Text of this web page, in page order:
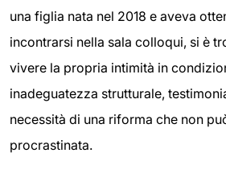
una figlia nata nel 2018 e aveva
incontrarsi nella sala colloqui, si è
vivere la propria intimità in
inadeguatezza strutturale,
necessità di una riforma che non
procrastinata.